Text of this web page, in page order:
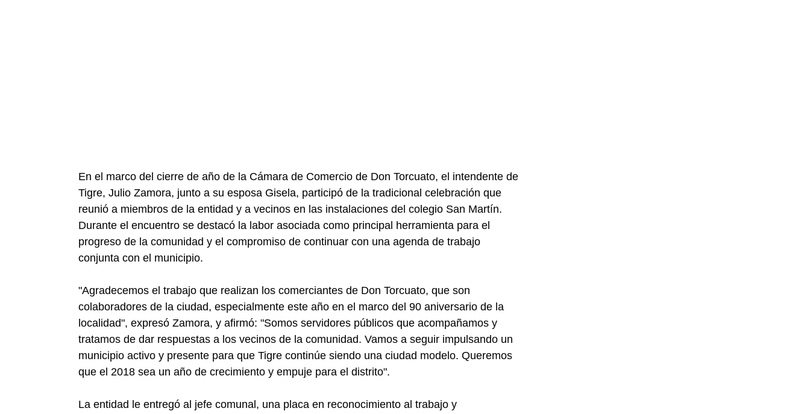
En el marco del cierre de año de la Cámara de Comercio de Don Torcuato, el intendente de
Tigre, Julio Zamora, junto a su esposa Gisela, participó de la tradicional celebración que
reunió a miembros de la entidad y a vecinos en las instalaciones del colegio San Martín.
Durante el encuentro se destacó la labor asociada como principal herramienta para el
progreso de la comunidad y el compromiso de continuar con una agenda de trabajo
conjunta con el municipio.
"Agradecemos el trabajo que realizan los comerciantes de Don Torcuato, que son
colaboradores de la ciudad, especialmente este año en el marco del 90 aniversario de la
localidad", expresó Zamora, y afirmó: "Somos servidores públicos que acompañamos y
tratamos de dar respuestas a los vecinos de la comunidad. Vamos a seguir impulsando un
municipio activo y presente para que Tigre continúe siendo una ciudad modelo. Queremos
que el 2018 sea un año de crecimiento y empuje para el distrito".
La entidad le entregó al jefe comunal, una placa en reconocimiento al trabajo y